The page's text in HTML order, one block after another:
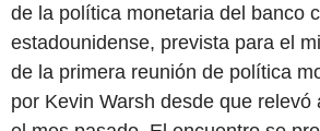
de la política monetaria del banco
estadounidense, prevista para el
de la primera reunión de política
por Kevin Warsh desde que relevó